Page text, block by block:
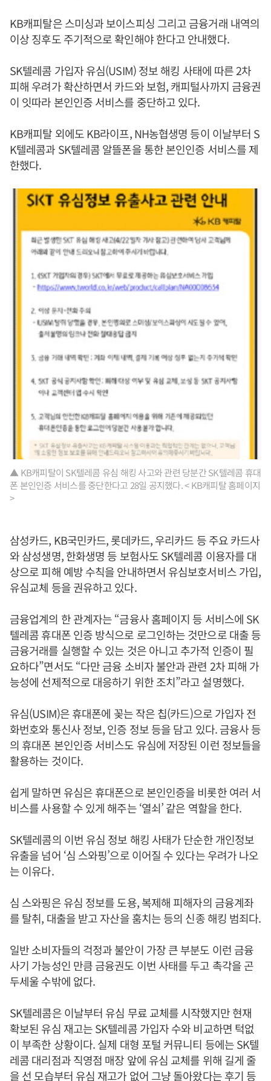
KB캐피탈은 스미싱과 보이스피싱 그리고 금융거래 내역의
이상 징후도 주기적으로 확인해야 한다고 안내했다.
SK텔레콤 가입자 유심(USIM) 정보 해킹 사태에 따른 2차
피해 우려가 확산하면서 카드와 보험, 캐피털사까지 금융권
이 잇따라 본인인증 서비스를 중단하고 있다.
KB캐피탈 외에도 KB라이프, NH농협생명 등이 이날부터 S
K텔레콤과 SK텔레콤 알뜰폰을 통한 본인인증 서비스를 제
한했다.
▲ KB캐피탈이 SK텔레콤 유심 해킹 사고와 관련 당분간 SK텔레콤 휴대
폰 본인인증 서비스를 중단한다고 28일 공지했다. < KB캐피탈 홈페이지
>
삼성카드, KB국민카드, 롯데카드, 우리카드 등 주요 카드사
와 삼성생명, 한화생명 등 보험사도 SK텔레콤 이용자를 대
상으로 피해 예방 수칙을 안내하면서 유심보호서비스 가입,
유심교체 등을 권유하고 있다.
금융업계의 한 관계자는 “금융사 홈페이지 등 서비스에 SK
텔레콤 휴대폰 인증 방식으로 로그인하는 것만으로 대출 등
금융거래를 실행할 수 있는 것은 아니고 추가적 인증이 필
요하다”면서도 “다만 금융 소비자 불안과 관련 2차 피해 가
능성에 선제적으로 대응하기 위한 조치”라고 설명했다.
유심(USIM)은 휴대폰에 꽂는 작은 칩(카드)으로 가입자 전
화번호와 통신사 정보, 인증 정보 등을 담고 있다. 금융사 등
의 휴대폰 본인인증 서비스도 유심에 저장된 이런 정보들을
활용하는 것이다.
쉽게 말하면 유심은 휴대폰으로 본인인증을 비롯한 여러 서
비스를 사용할 수 있게 해주는 ‘열쇠’ 같은 역할을 한다.
SK텔레콤의 이번 유심 정보 해킹 사태가 단순한 개인정보
유출을 넘어 ‘심 스와핑’으로 이어질 수 있다는 우려가 나오
는 이유다.
심 스와핑은 유심 정보를 도용, 복제해 피해자의 금융계좌
를 탈취, 대출을 받고 자산을 훔치는 등의 신종 해킹 범죄다.
일반 소비자들의 걱정과 불안이 가장 큰 부분도 이런 금융
사기 가능성인 만큼 금융권도 이번 사태를 두고 촉각을 곤
두세울 수밖에 없다.
SK텔레콤은 이날부터 유심 무료 교체를 시작했지만 현재
확보된 유심 재고는 SK텔레콤 가입자 수와 비교하면 턱없
이 부족한 상황이다. 실제 대형 포털 커뮤니티 등에는 SK텔
레콤 대리점과 직영점 매장 앞에 유심 교체를 위해 길게 줄
을 선 모습부터 유심 재고가 없어 그냥 돌아왔다는 후기 등